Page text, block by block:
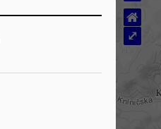
⌂
⤢